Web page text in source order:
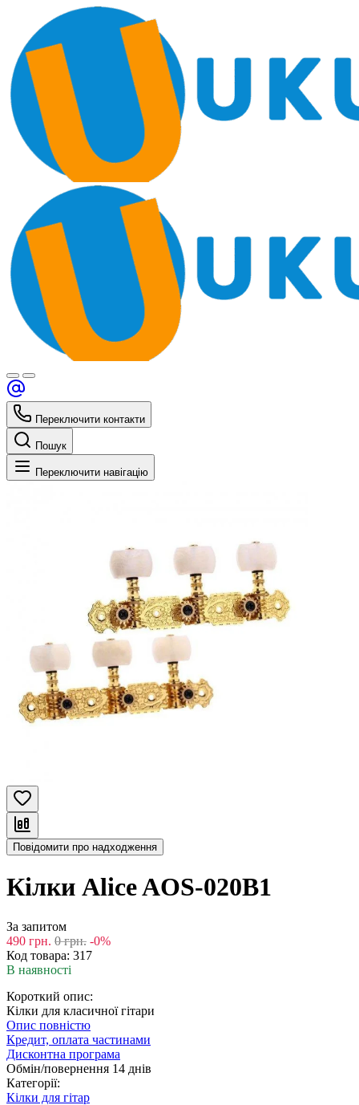
Переключити контакти
Пошук
Переключити навігацію
Повідомити про надходження
Кілки Alice AOS-020B1
За запитом
490 грн. 0 грн. -0%
Код товара: 317
В наявності
Короткий опис:
Кілки для класичної гітари
Опис повністю
Кредит, оплата частинами
Дисконтна програма
Обмін/повернення 14 днів
Категорії:
Кілки для гітар